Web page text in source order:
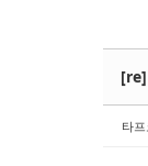
[re]
타